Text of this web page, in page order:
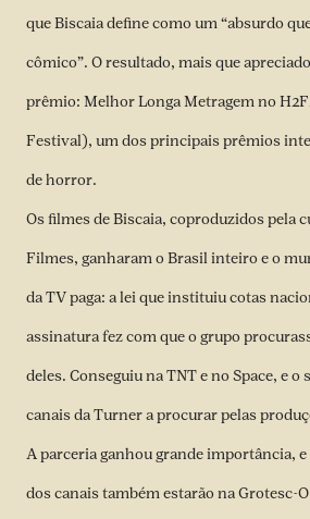
que Biscaia define como um “absurdo
cômico”. O resultado, mais que
prêmio: Melhor Longa Metragem no
Festival), um dos principais prêmios
de horror.
Os filmes de Biscaia, coproduzidos pela
Filmes, ganharam o Brasil inteiro e o
da TV paga: a lei que instituiu cotas
assinatura fez com que o grupo
deles. Conseguiu na TNT e no Space, e o
canais da Turner a procurar pelas
A parceria ganhou grande importância,
dos canais também estarão na Grotesc-